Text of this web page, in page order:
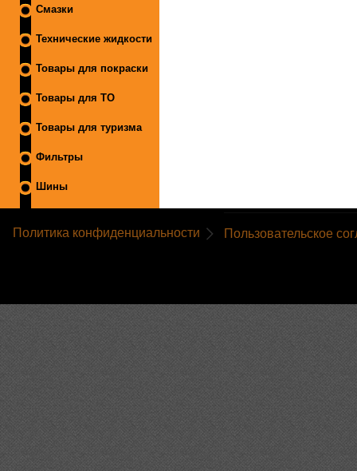
Смазки
Технические жидкости
Товары для покраски
Товары для ТО
Товары для туризма
Фильтры
Шины
Политика конфиденциальности Пользовательское